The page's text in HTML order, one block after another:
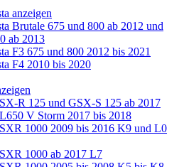
anzeigen
Brutale 675 und 800 ab 2012 und
ab 2013
F3 675 und 800 2012 bis 2021
F4 2010 bis 2020
R 125 und GSX-S 125 ab 2017
V Storm 2017 bis 2018
1000 2009 bis 2016 K9 und L0
1000 ab 2017 L7